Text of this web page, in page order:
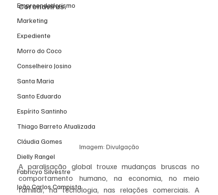
Empreendedorismo
Marketing
Expediente
Morro do Coco
Conselheiro Josino
Santa Maria
Santo Eduardo
Espírito Santinho
Thiago Barreto Atualizada
Cláudia Gomes
Dielly Rangel
Fabricyo Silvestre
João Carlos Campista
Coronavírus.
Imagem: Divulgação
A paralisação global trouxe mudanças bruscas no
comportamento humano, na economia, no meio
familiar, na tecnologia, nas relações comerciais. A